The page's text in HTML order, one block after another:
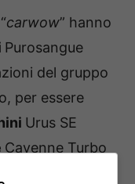
“carwow” hanno
Purosangue
del gruppo
per essere
Urus SE
Cayenne Turbo